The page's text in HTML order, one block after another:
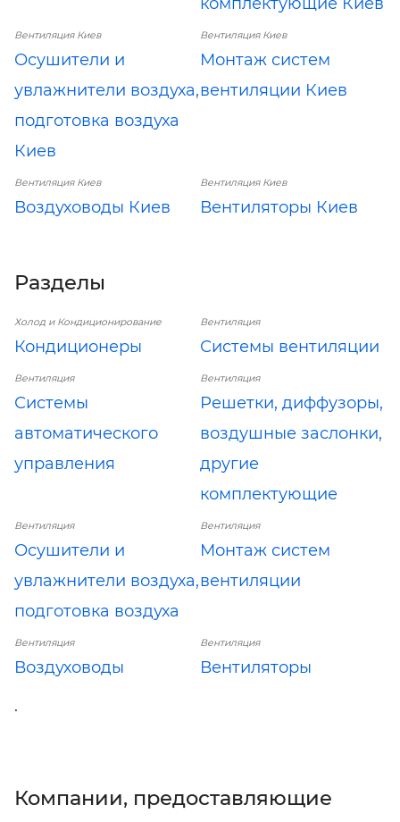
Вентиляция Киев
Осушители и
увлажнители воздуха,
подготовка воздуха
Киев
Вентиляция Киев
Монтаж систем
вентиляции Киев
Вентиляция Киев
Воздуховоды Киев
Вентиляция Киев
Вентиляторы Киев
Разделы
Холод и Кондиционирование
Кондиционеры
Вентиляция
Системы вентиляции
Вентиляция
Системы
автоматического
управления
Вентиляция
Решетки, диффузоры,
воздушные заслонки,
другие
комплектующие
Вентиляция
Осушители и
увлажнители воздуха,
подготовка воздуха
Вентиляция
Монтаж систем
вентиляции
Вентиляция
Воздуховоды
Вентиляция
Вентиляторы
.
Компании, предоставляющие